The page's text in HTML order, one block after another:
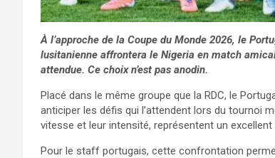
À l’approche de la Coupe du Monde 2026, le
lusitanienne affrontera le Nigeria en match
attendue. Ce choix n’est pas anodin.
Placé dans le même groupe que la RDC, le
anticiper les défis qui l’attendent lors du tournoi
vitesse et leur intensité, représentent un
Pour le staff portugais, cette confrontation